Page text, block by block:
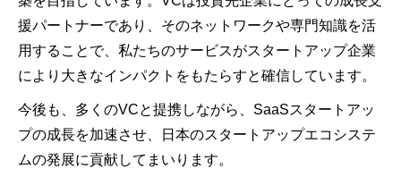
援パートナーであり、そのネットワークや専門知識を活
用することで、私たちのサービスがスタートアップ企業
により大きなインパクトをもたらすと確信しています。
今後も、多くのVCと提携しながら、SaaSスタートアッ
プの成長を加速させ、日本のスタートアップエコシステ
ムの発展に貢献してまいります。